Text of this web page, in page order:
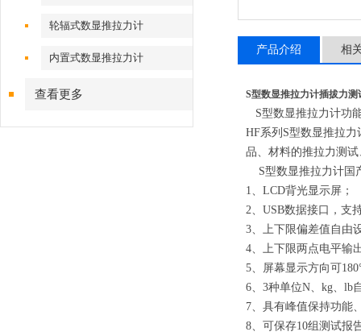
轮辐式数显推拉力计
内置式数显推拉力计
查看更多
产品介绍 相
S型数显推拉力计插拔力测
S型数显推拉力计功
HF系列S型数显推拉
品、材料的推拉力测
S型数显推拉力计国
1、LCD背光显示屏；
2、USB数据接口，支
3、上下限偏差值自由
4、上下限两点电平输
5、屏幕显示方向可
6、3种单位N、kg、lb
7、具有峰值保持功能
8、可保存10组测试报